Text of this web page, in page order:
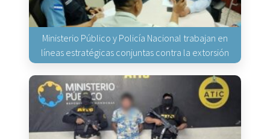
Ministerio Público y Policía Nacional trabajan en
líneas estratégicas conjuntas contra la extorsión